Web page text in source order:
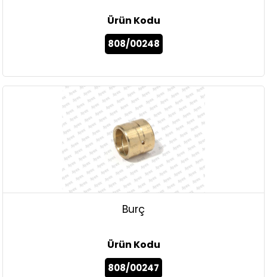
Ürün Kodu
808/00248
Burç
Ürün Kodu
808/00247